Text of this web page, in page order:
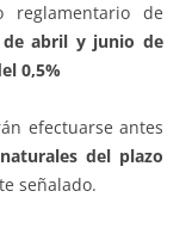
reglamentario de
de abril y junio de
0,5%
efectuarse antes
del plazo
señalado.